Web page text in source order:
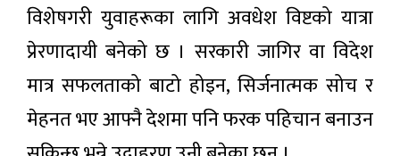
विशेषगरी युवाहरूका लागि अवधेश विष्टको यात्रा
प्रेरणादायी बनेको छ । सरकारी जागिर वा विदेश
मात्र सफलताको बाटो होइन, सिर्जनात्मक सोच र
मेहनत भए आफ्नै देशमा पनि फरक पहिचान बनाउन